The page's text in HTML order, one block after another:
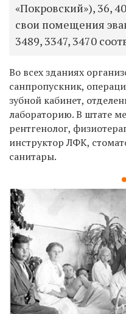
«Покровский»), 36,
свои помещения
3489, 3347, 3470
Во всех зданиях
санпропускник,
зубной кабинет,
лабораторию. В штате
рентгенолог,
инструктор ЛФК,
санитары.